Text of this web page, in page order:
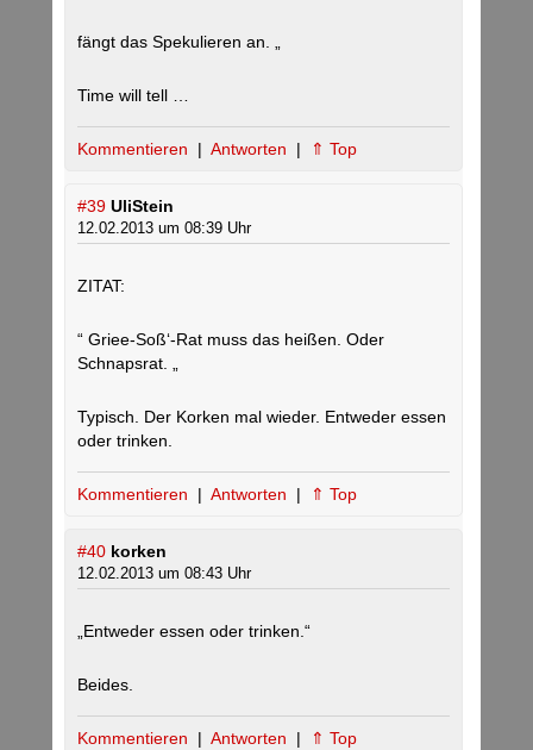
fängt das Spekulieren an. „
Time will tell …
Kommentieren | Antworten | ⇑ Top
#39 UliStein
12.02.2013 um 08:39 Uhr
ZITAT:
“ Griee-Soß‘-Rat muss das heißen. Oder
Schnapsrat. „
Typisch. Der Korken mal wieder. Entweder essen
oder trinken.
Kommentieren | Antworten | ⇑ Top
#40 korken
12.02.2013 um 08:43 Uhr
„Entweder essen oder trinken.“
Beides.
Kommentieren | Antworten | ⇑ Top